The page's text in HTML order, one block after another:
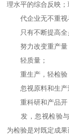
理水平的综合反映；
代企业无不重视
只有不断提高全
努力改变重产量
轻质量；
重生产，轻检验
忽视原料和生产
重科研和产品开
发，忽视检验与
为检验是对既定成